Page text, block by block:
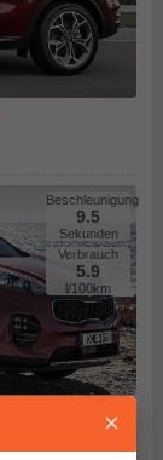
Beschleunigung
9.5
Sekunden
Verbrauch
5.9
l/100km
×